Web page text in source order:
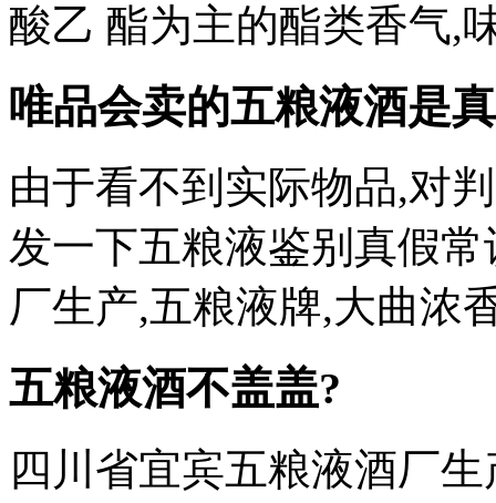
酸乙 酯为主的酯类香气,
唯品会卖的五粮液酒是
由于看不到实际物品,对
发一下五粮液鉴别真假
厂生产,五粮液牌,大曲浓
五粮液酒不盖盖?
四川省宜宾五粮液酒厂